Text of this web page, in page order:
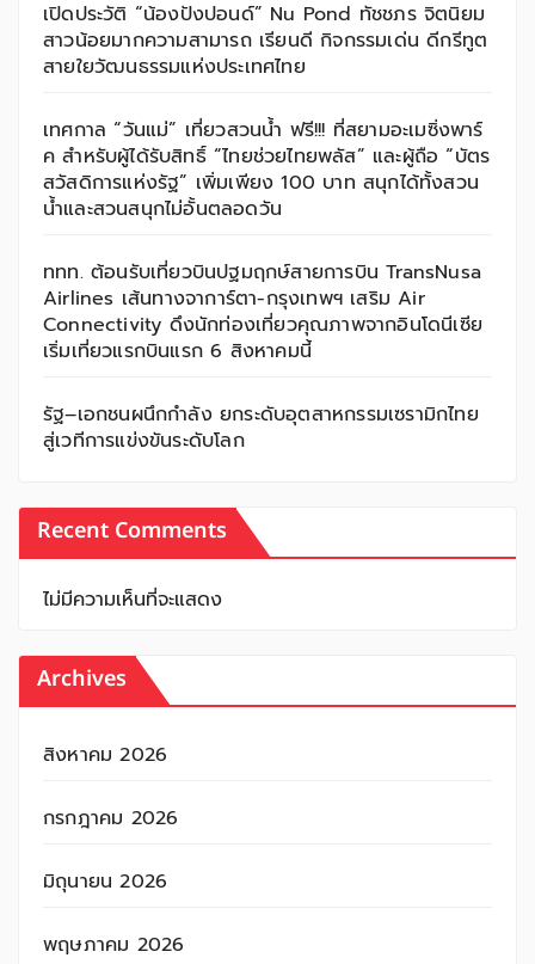
เปิดประวัติ “น้องปังปอนด์” Nu Pond ทัชชภร จิตนิยม
สาวน้อยมากความสามารถ เรียนดี กิจกรรมเด่น ดีกรีทูต
สายใยวัฒนธรรมแห่งประเทศไทย
เทศกาล “วันแม่” เที่ยวสวนน้ำ ฟรี!!! ที่สยามอะเมซิ่งพาร์
ค สำหรับผู้ได้รับสิทธิ์ “ไทยช่วยไทยพลัส” และผู้ถือ “บัตร
สวัสดิการแห่งรัฐ” เพิ่มเพียง 100 บาท สนุกได้ทั้งสวน
น้ำและสวนสนุกไม่อั้นตลอดวัน
ททท. ต้อนรับเที่ยวบินปฐมฤกษ์สายการบิน TransNusa
Airlines เส้นทางจาการ์ตา-กรุงเทพฯ เสริม Air
Connectivity ดึงนักท่องเที่ยวคุณภาพจากอินโดนีเซีย
เริ่มเที่ยวแรกบินแรก 6 สิงหาคมนี้
รัฐ–เอกชนผนึกกำลัง ยกระดับอุตสาหกรรมเซรามิกไทย
สู่เวทีการแข่งขันระดับโลก
Recent Comments
ไม่มีความเห็นที่จะแสดง
Archives
สิงหาคม 2026
กรกฎาคม 2026
มิถุนายน 2026
พฤษภาคม 2026